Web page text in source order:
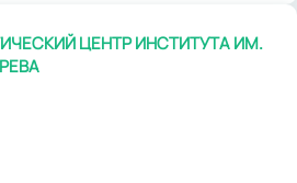
ЦЕНТР ИНСТИТУТА ИМ.